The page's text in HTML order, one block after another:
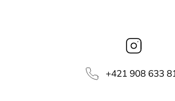
‭+421 908 633